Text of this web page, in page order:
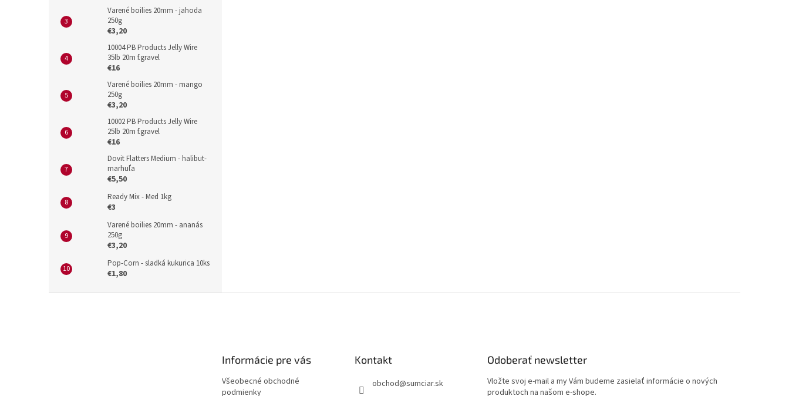
Varené boilies 20mm - jahoda
250g
€3,20
10004 PB Products Jelly Wire
35lb 20m f.gravel
€16
Varené boilies 20mm - mango
250g
€3,20
10002 PB Products Jelly Wire
25lb 20m f.gravel
€16
Dovit Flatters Medium - halibut-
marhuľa
€5,50
Ready Mix - Med 1kg
€3
Varené boilies 20mm - ananás
250g
€3,20
Pop-Corn - sladká kukurica 10ks
€1,80
Informácie pre vás
Všeobecné obchodné
podmienky
Kontakt
obchod@sumciar.sk
Odoberať newsletter
Vložte svoj e-mail a my Vám budeme zasielať informácie o nových
produktoch na našom e-shope.